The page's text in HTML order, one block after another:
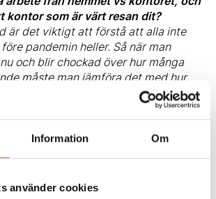
Information Om
använder cookies
kontor som är värt resan dit?
är det viktigt att förstå att alla inte
pandemin heller. Så när man
och blir chockad över hur många
måste man jämföra det med hur
Vår erfarenhet är att 25-50% var
kontoren redan före pandemin. Med
de flesta idag överens om att det är
som möjligt ses fysiskt på kontoret,
möjligheten att kunna jobba
Så alla organisationer behöver